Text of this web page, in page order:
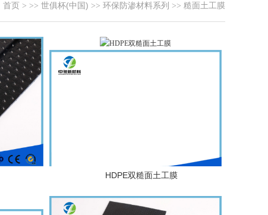
首页 > >> 世俱杯(中国) >> 环保防渗材料系列 >> 糙面土工膜
HDPE双糙面土工膜